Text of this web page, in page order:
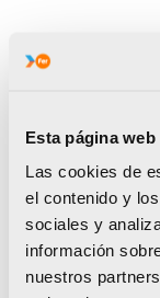
Esta página
Las cookies de
el contenido y
sociales y
información
nuestros
como de tu
Bastante
encuentro
cabeza y las
Por tanto, no sé
en buenas